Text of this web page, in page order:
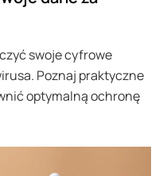
swoje cyfrowe
Poznaj praktyczne
optymalną ochronę